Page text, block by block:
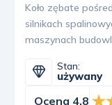
Koło zębate
silnikach
maszynach
Stan:
używany
Ocena 4,8